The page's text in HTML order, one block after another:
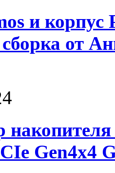
и корпус
сборка от
Gen4х4